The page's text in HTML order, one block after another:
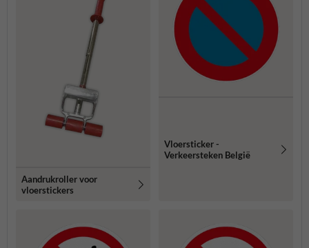
Aandrukroller voor
vloerstickers
Vloersticker -
Verkeersteken België